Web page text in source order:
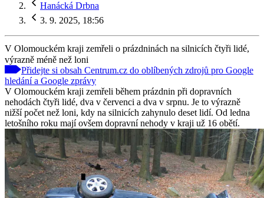
Hanácká Drbna
3. 9. 2025, 18:56
V Olomouckém kraji zemřeli o prázdninách na silnicích čtyři lidé,
výrazně méně než loni
Přidejte si obsah Centrum.cz do oblíbených zdrojů pro Google
hledání a Google zprávy
V Olomouckém kraji zemřeli během prázdnin při dopravních
nehodách čtyři lidé, dva v červenci a dva v srpnu. Je to výrazně
nižší počet než loni, kdy na silnicích zahynulo deset lidí. Od ledna
letošního roku mají ovšem dopravní nehody v kraji už 16 obětí.